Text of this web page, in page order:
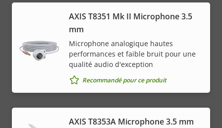
AXIS T8351 Mk II Microphone 3.5
mm
Microphone analogique hautes
performances et faible bruit pour une
qualité audio d'exception
Recommandé pour ce produit
AXIS T8353A Microphone 3.5 mm